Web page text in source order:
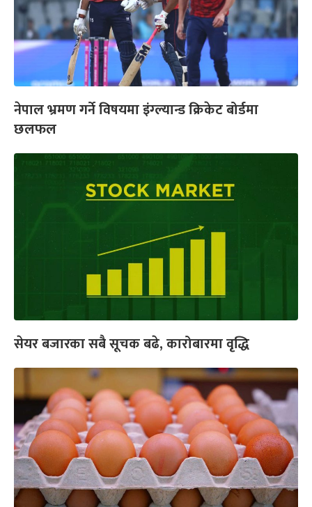
नेपाल भ्रमण गर्ने विषयमा इंग्ल्यान्ड क्रिकेट बोर्डमा
छलफल
सेयर बजारका सबै सूचक बढे, कारोबारमा वृद्धि